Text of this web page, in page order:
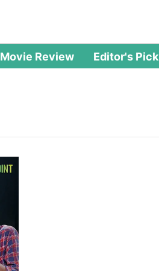
Movie Review Editor's Pick